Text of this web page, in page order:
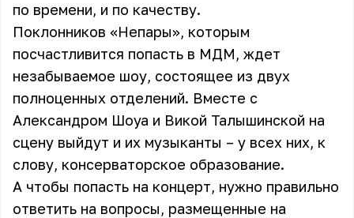
по времени, и по качеству.
Поклонников «Непары», которым
посчастливится попасть в МДМ, ждет
незабываемое шоу, состоящее из двух
полноценных отделений. Вместе с
Александром Шоуа и Викой Талышинской на
сцену выйдут и их музыканты – у всех них, к
слову, консерваторское образование.
А чтобы попасть на концерт, нужно правильно
ответить на вопросы, размещенные на